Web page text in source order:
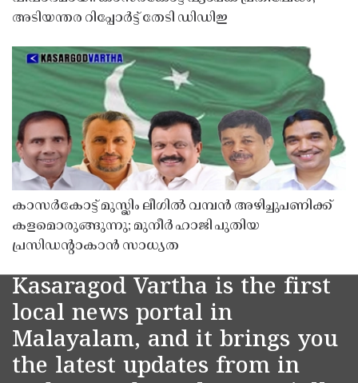
അടിയന്തര റിപ്പോർട്ട് തേടി ഡിഡിഇ
കാസർകോട്ട് മുസ്ലിം ലീഗിൽ വമ്പൻ അഴിച്ചുപണിക്ക്
കളമൊരുങ്ങുന്നു; മുനീർ ഹാജി പുതിയ
പ്രസിഡൻ്റാകാൻ സാധ്യത
Kasaragod Vartha is the first
local news portal in
Malayalam, and it brings you
the latest updates from in